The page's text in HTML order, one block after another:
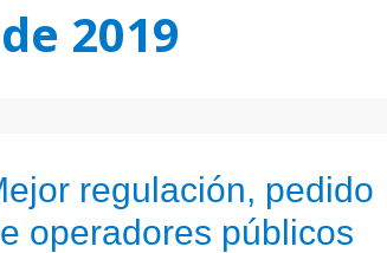
2019
regulación, pedido
operadores públicos